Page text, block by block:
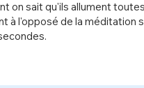
on sait qu'ils allument
l'opposé de la méditation